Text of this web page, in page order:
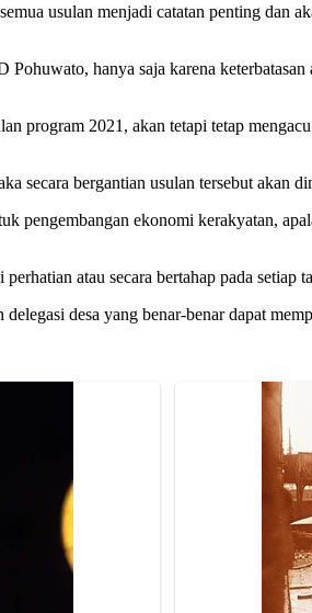
usulan menjadi catatan penting dan
hanya saja karena
program 2021, akan tetapi tetap
secara bergantian usulan tersebut akan
pengembangan ekonomi kerakyatan,
atau secara bertahap pada setiap
desa yang benar-benar dapat